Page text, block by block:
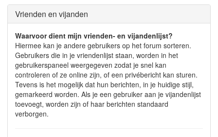
Vrienden en vijanden
Waarvoor dient mijn vrienden- en vijandenlijst?
Hiermee kan je andere gebruikers op het forum sorteren.
Gebruikers die in je vriendenlijst staan, worden in het
gebruikerspaneel weergegeven zodat je snel kan
controleren of ze online zijn, of een privébericht kan sturen.
Tevens is het mogelijk dat hun berichten, in je huidige stijl,
gemarkeerd worden. Als je een gebruiker aan je vijandenlijst
toevoegt, worden zijn of haar berichten standaard
verborgen.